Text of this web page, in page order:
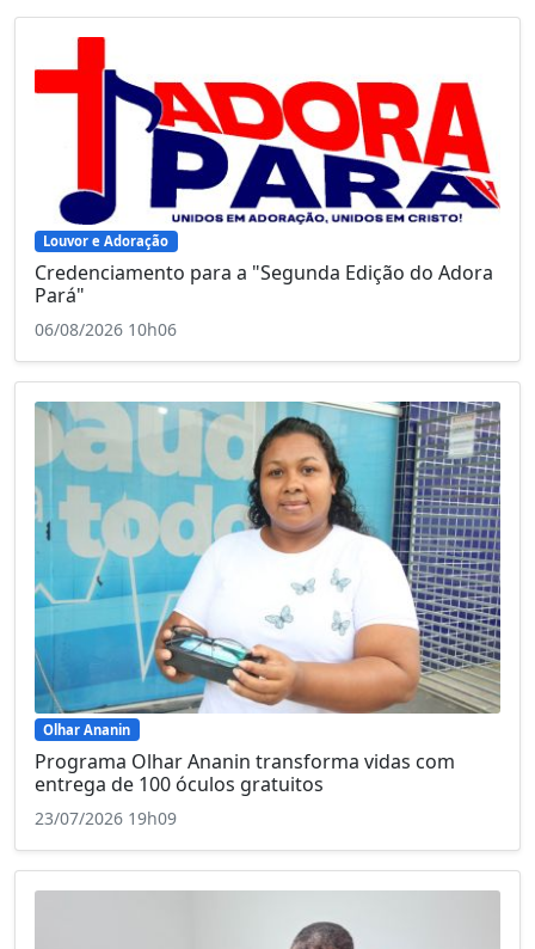
Louvor e Adoração
Credenciamento para a "Segunda Edição do Adora
Pará"
06/08/2026 10h06
Olhar Ananin
Programa Olhar Ananin transforma vidas com
entrega de 100 óculos gratuitos
23/07/2026 19h09